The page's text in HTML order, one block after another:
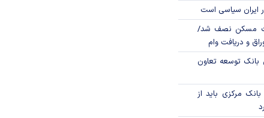
ایران سیاسی است
مسکن نصف شد/
و دریافت وام
بانک توسعه تعاون
مرکزی باید از